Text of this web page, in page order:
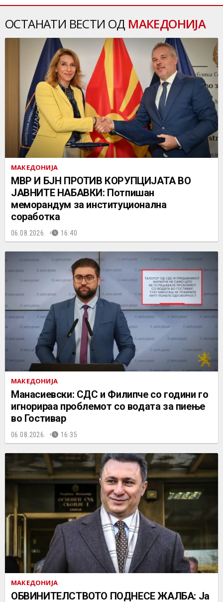
ОСТАНАТИ ВЕСТИ ОД МАКЕДОНИЈА
МАКЕДОНИЈА
МВР И БЈН ПРОТИВ КОРУПЦИЈАТА ВО
ЈАВНИТЕ НАБАВКИ: Потпишан
меморандум за институционална
соработка
06.08.2026. 16:40
МАКЕДОНИЈА
Манасиевски: СДС и Филипче со години го
игнорираа проблемот со водата за пиење
во Гостивар
06.08.2026. 16:35
МАКЕДОНИЈА
ОБВИНИТЕЛСТВОТО ПОДНЕСЕ ЖАЛБА: Ја